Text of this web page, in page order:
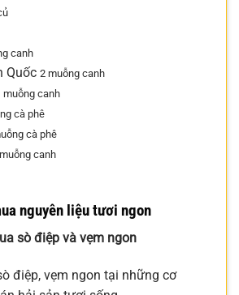
canh
Quốc 2 muỗng canh
muỗng canh
cà phê
cà phê
canh
nguyên liệu tươi ngon
sò điệp và vẹm ngon
điệp, vẹm ngon tại những cơ